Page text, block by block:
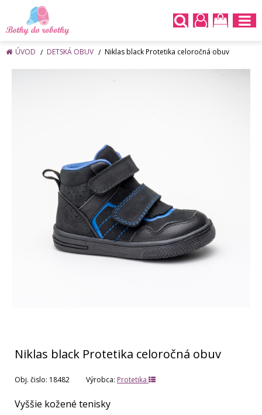
ÚVOD DETSKÁ OBUV Niklas black Protetika celoročná obuv
Niklas black Protetika celoročná obuv
Obj. čislo: 18482 Výrobca: Protetika
Vyššie kožené tenisky